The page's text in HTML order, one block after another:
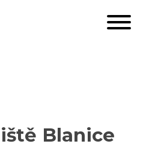
Blanice